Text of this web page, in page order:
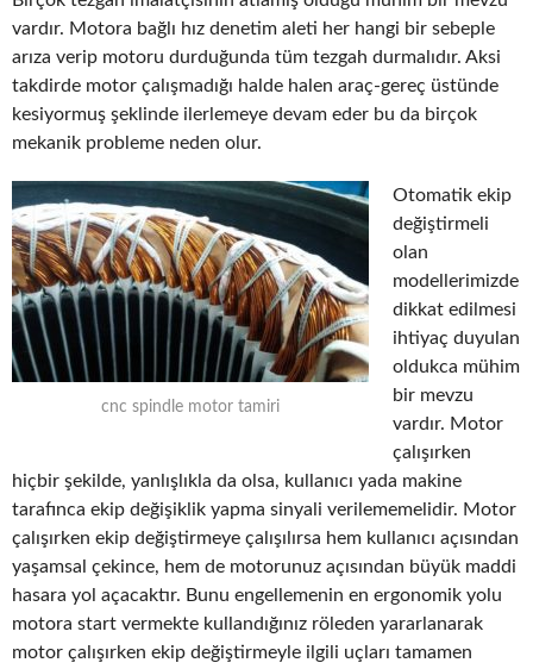
vardır. Motora bağlı hız denetim aleti her hangi bir sebeple
arıza verip motoru durduğunda tüm tezgah durmalıdır. Aksi
takdirde motor çalışmadığı halde halen araç-gereç üstünde
kesiyormuş şeklinde ilerlemeye devam eder bu da birçok
mekanik probleme neden olur.
cnc spindle motor tamiri
Otomatik ekip
değiştirmeli
olan
modellerimizde
dikkat edilmesi
ihtiyaç duyulan
oldukca mühim
bir mevzu
vardır. Motor
çalışırken
hiçbir şekilde, yanlışlıkla da olsa, kullanıcı yada makine
tarafınca ekip değişiklik yapma sinyali verilememelidir. Motor
çalışırken ekip değiştirmeye çalışılırsa hem kullanıcı açısından
yaşamsal çekince, hem de motorunuz açısından büyük maddi
hasara yol açacaktır. Bunu engellemenin en ergonomik yolu
motora start vermekte kullandığınız röleden yararlanarak
motor çalışırken ekip değiştirmeyle ilgili uçları tamamen